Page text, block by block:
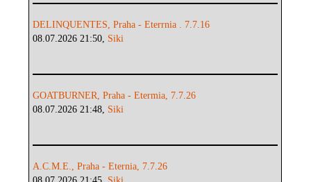
DELINQUENTES, Praha - Eterrnia . 7.7.16
08.07.2026 21:50, Siki
GOATBURNER, Praha - Etermia, 7.7.26
08.07.2026 21:48, Siki
A.C.M.E., Praha - Eternia, 7.7.26